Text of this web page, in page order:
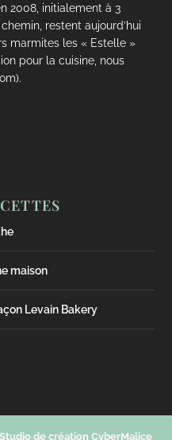
2008, initialement à 3
restent aujourd’hui
marmites les « Estelle »
pour la cuisine, nous
maison
Levain Bakery
de création CyberMalice